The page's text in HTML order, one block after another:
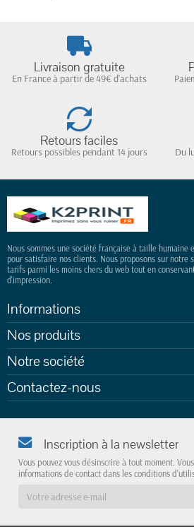
Livraison gratuite
En France à partir de 49€ d'achats
Retours faciles
Retours possibles pendant 14 jours
Du
Nous sommes une société française à taille
pour satisfaire nos clients. Nous proposons sur notre
tarifs parmi les moins chers du web tout en
d'impression.
Informations
Nos produits
Notre société
Contactez-nous
Inscription à la newsletter
Vous pouvez vous désinscrire à tout moment.
informations de contact dans les conditions